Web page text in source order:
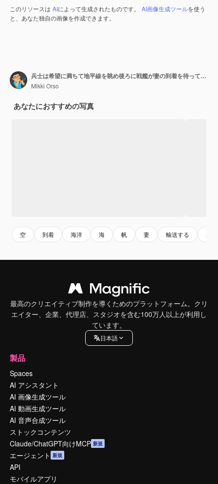
このリソースは AIによって生成されたものです。 AI画像生成ツールを使う
と、あなた独自の画像を作成できます。
兵士は希望に満ちて地平線を眺め後ろに戦艦が妻の到着を待っています
Mikki Orso
あなたにおすすめの写真
空 到着 海洋 海 帆 妻 輸送する 未来
最高のクリエイティブ制作を導くためのプラットフォーム。クリ
エイター、企業、代理店、スタジオを含む100万人以上が利用し
ています。
日本語
製品
Spaces
AI アシスタント
AI 画像生成ツール
AI 動画生成ツール
AI 音声合成ツール
ストックコンテンツ
Claude/ChatGPT向けMCP 新規
エージェント 新規
API
モバイルアプリ